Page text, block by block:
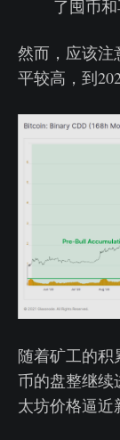
了囤币和
然而，应该注
平较高，到
随着矿工的
币的盘整继续
太坊价格逼近